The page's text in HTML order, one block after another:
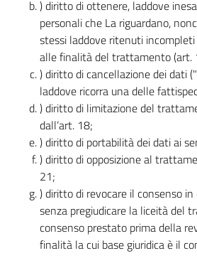
) diritto di ottenere, laddove
personali che La riguardano,
stessi laddove ritenuti
alle finalità del trattamento (art.
) diritto di cancellazione dei dati
laddove ricorra una delle
) diritto di limitazione del
dall’art. 18;
) diritto di portabilità dei dati ai
) diritto di opposizione al
21;
) diritto di revocare il consenso
senza pregiudicare la liceità del
consenso prestato prima della
finalità la cui base giuridica è il